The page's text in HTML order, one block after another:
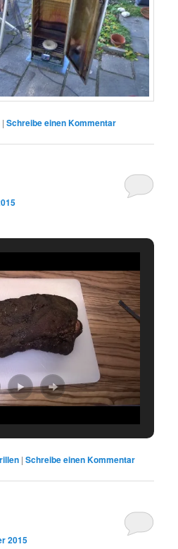
|Schreibe einen Kommentar
|Schreibe einen Kommentar
2015